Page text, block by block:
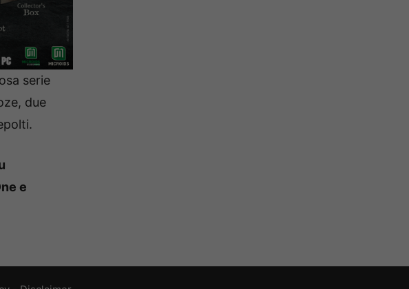
serie
due
e